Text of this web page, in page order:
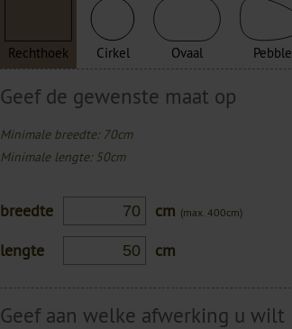
Rechthoek Cirkel Ovaal Pebble
Geef de gewenste maat op
Minimale breedte: 70cm
Minimale lengte: 50cm
breedte cm (max. 400cm)
lengte cm
Geef aan welke afwerking u wilt